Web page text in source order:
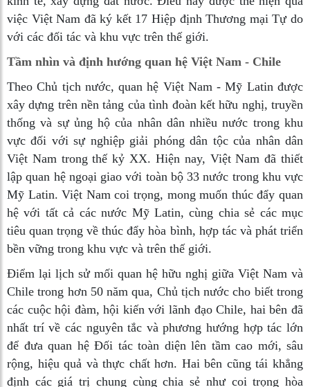
việc Việt Nam đã ký kết 17 Hiệp định Thương mại Tự do
với các đối tác và khu vực trên thế giới.
Tầm nhìn và định hướng quan hệ Việt Nam - Chile
Theo Chủ tịch nước, quan hệ Việt Nam - Mỹ Latin được
xây dựng trên nền tảng của tình đoàn kết hữu nghị, truyền
thống và sự ủng hộ của nhân dân nhiều nước trong khu
vực đối với sự nghiệp giải phóng dân tộc của nhân dân
Việt Nam trong thế kỷ XX. Hiện nay, Việt Nam đã thiết
lập quan hệ ngoại giao với toàn bộ 33 nước trong khu vực
Mỹ Latin. Việt Nam coi trọng, mong muốn thúc đẩy quan
hệ với tất cả các nước Mỹ Latin, cùng chia sẻ các mục
tiêu quan trọng về thúc đẩy hòa bình, hợp tác và phát triển
bền vững trong khu vực và trên thế giới.
Điểm lại lịch sử mối quan hệ hữu nghị giữa Việt Nam và
Chile trong hơn 50 năm qua, Chủ tịch nước cho biết trong
các cuộc hội đàm, hội kiến với lãnh đạo Chile, hai bên đã
nhất trí về các nguyên tắc và phương hướng hợp tác lớn
để đưa quan hệ Đối tác toàn diện lên tầm cao mới, sâu
rộng, hiệu quả và thực chất hơn. Hai bên cũng tái khẳng
định các giá trị chung cùng chia sẻ như coi trọng hòa